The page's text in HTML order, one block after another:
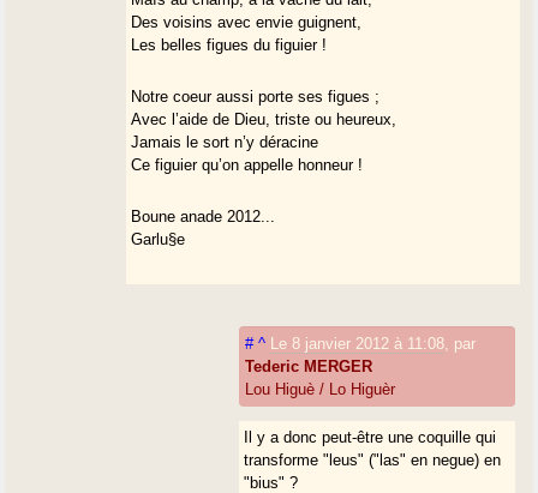
Des voisins avec envie guignent,
Les belles figues du figuier !
Notre coeur aussi porte ses figues ;
Avec l’aide de Dieu, triste ou heureux,
Jamais le sort n’y déracine
Ce figuier qu’on appelle honneur !
Boune anade 2012...
Garlu§e
# ^ Le 8 janvier 2012 à 11:08 par
Tederic MERGER
Lou Higuè / Lo Higuèr
Il y a donc peut-être une coquille qui
transforme "leus" ("las" en negue) en
"bius" ?